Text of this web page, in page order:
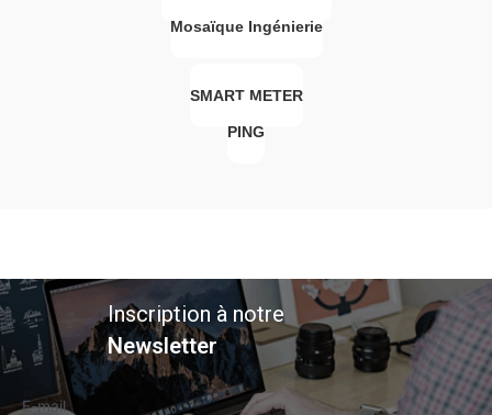
Mosaïque Ingénierie
SMART METER
PING
Inscription à notre
Newsletter
E-mail